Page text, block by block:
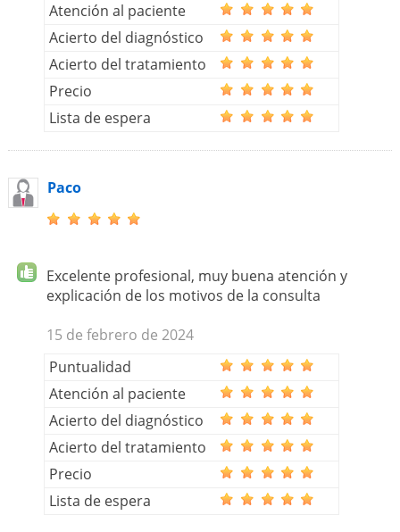
Atención al paciente
Acierto del diagnóstico
Acierto del tratamiento
Precio
Lista de espera
Paco
Excelente profesional, muy buena atención y
explicación de los motivos de la consulta
15 de febrero de 2024
Puntualidad
Atención al paciente
Acierto del diagnóstico
Acierto del tratamiento
Precio
Lista de espera